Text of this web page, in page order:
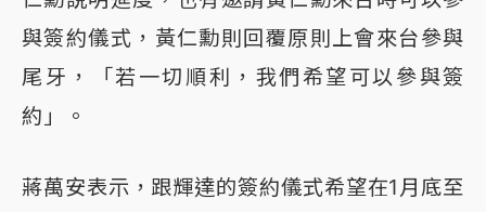
與簽約儀式，黃仁勳則回覆原則上會來台參與
尾牙，「若一切順利，我們希望可以參與簽
約」。
蔣萬安表示，跟輝達的簽約儀式希望在1月底至